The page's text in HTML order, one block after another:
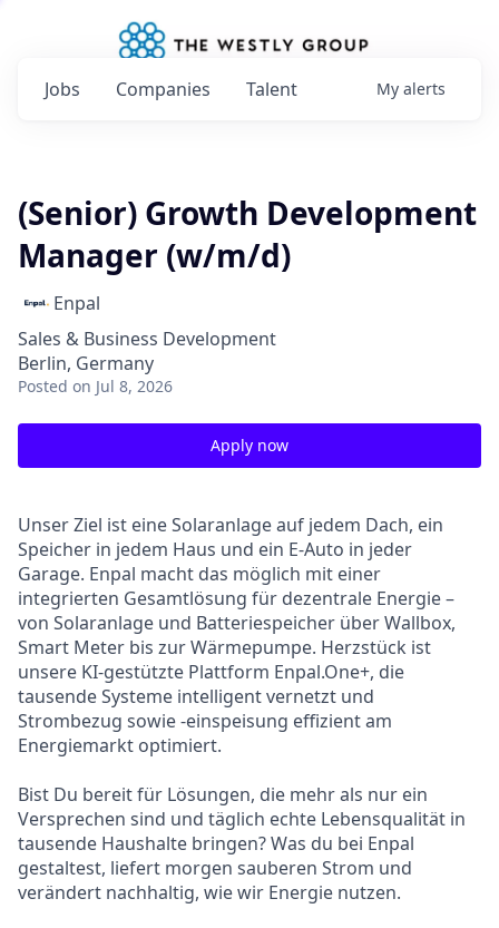
Jobs Companies Talent My alerts
(Senior) Growth Development
Manager (w/m/d)
Enpal
Sales & Business Development
Berlin, Germany
Posted on Jul 8, 2026
Apply now
Unser Ziel ist eine Solaranlage auf jedem Dach, ein
Speicher in jedem Haus und ein E-Auto in jeder
Garage. Enpal macht das möglich mit einer
integrierten Gesamtlösung für dezentrale Energie –
von Solaranlage und Batteriespeicher über Wallbox,
Smart Meter bis zur Wärmepumpe. Herzstück ist
unsere KI-gestützte Plattform Enpal.One+, die
tausende Systeme intelligent vernetzt und
Strombezug sowie -einspeisung effizient am
Energiemarkt optimiert.
Bist Du bereit für Lösungen, die mehr als nur ein
Versprechen sind und täglich echte Lebensqualität in
tausende Haushalte bringen? Was du bei Enpal
gestaltest, liefert morgen sauberen Strom und
verändert nachhaltig, wie wir Energie nutzen.